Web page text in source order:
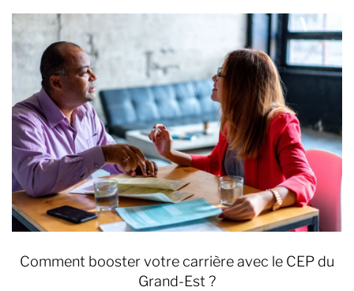
Comment booster votre carrière avec le CEP du
Grand-Est ?